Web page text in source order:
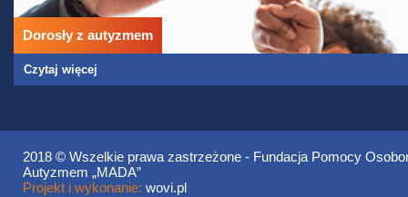
Dorosły z autyzmem
Czytaj więcej
2018 © Wszelkie prawa zastrzeżone - Fundacja Pomocy
Autyzmem „MADA”
Projekt i wykonanie: wovi.pl